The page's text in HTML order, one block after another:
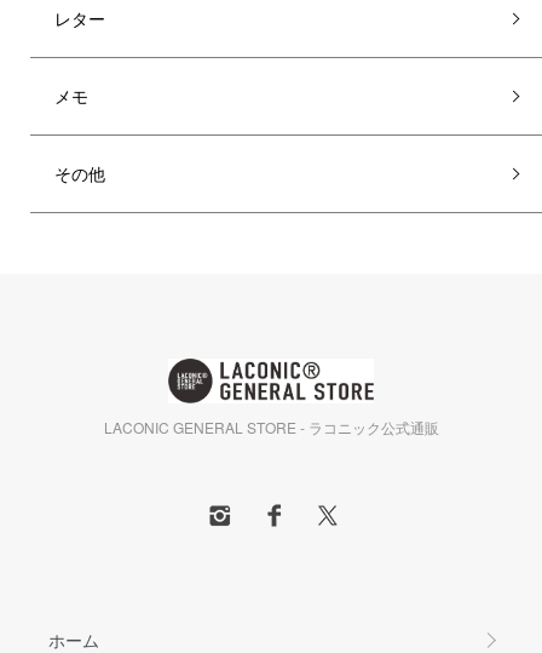
レター
メモ
その他
LACONIC GENERAL STORE - ラコニック公式通販
ホーム